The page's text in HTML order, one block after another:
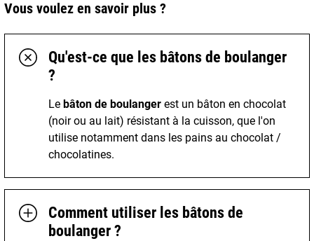
Vous voulez en savoir plus ?
Qu'est-ce que les bâtons de boulanger
?
Le bâton de boulanger est un bâton en chocolat
(noir ou au lait) résistant à la cuisson, que l'on
utilise notamment dans les pains au chocolat /
chocolatines.
Comment utiliser les bâtons de
boulanger ?